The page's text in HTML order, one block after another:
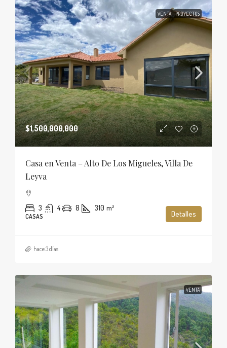
VENTA PROYECTOS
$1,500,000,000
Casa en Venta – Alto De Los Migueles, Villa De
Leyva
3 4 8 310 m²
CASAS Detalles
hace 3 días
VENTA